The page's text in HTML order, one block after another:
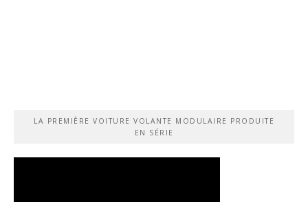
LA PREMIÈRE VOITURE VOLANTE MODULAIRE PRODUITE
EN SÉRIE